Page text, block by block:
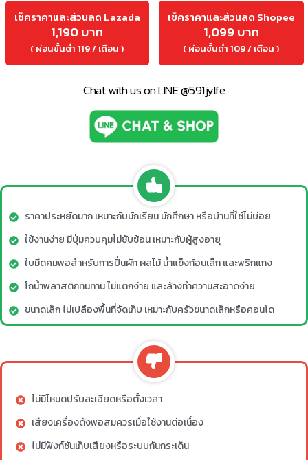
เช็คราคาและส่วนลด Lazada
1,190 บาท
( ผ่อนขั้นต่ำ 119 / เดือน )
เช็คราคาและส่วนลด Shopee
1,099 บาท
( ผ่อนขั้นต่ำ 109 / เดือน )
Chat with us on LINE @591jylfe
ราคาประหยัดมาก เหมาะกับนักเรียน นักศึกษา หรือบ้านที่ใช้ไม่บ่อย
ใช้งานง่าย มีปุ่มควบคุมไม่ซับซ้อน เหมาะกับผู้สูงอายุ
ใบมีดคมพอสำหรับการปั่นผัก ผลไม้ น้ำแข็งก้อนเล็ก และพริกแกง
โถน้ำพลาสติกทนทาน ไม่แตกง่าย และล้างทำความสะอาดง่าย
ขนาดเล็ก ไม่เปลืองพื้นที่จัดเก็บ เหมาะกับครัวขนาดเล็กหรือคอนโด
ไม่มีโหมดปรับละเอียดหรือตั้งเวลา
เสียงเครื่องดังพอสมควรเมื่อใช้งานต่อเนื่อง
ไม่มีฟังก์ชันเก็บเสียงหรือระบบกันกระเด็น